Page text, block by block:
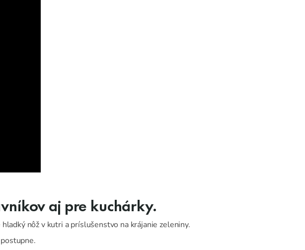
aj pre kuchárky.
nôž v kutri a príslušenstvo na krájanie zeleniny.